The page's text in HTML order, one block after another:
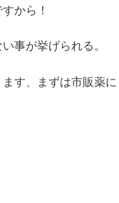
から！
事が挙げられる。
す、まずは市販薬に